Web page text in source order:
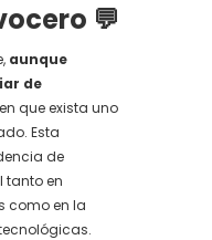
💬
aunque
de
que exista uno
Esta
de
tanto en
como en la